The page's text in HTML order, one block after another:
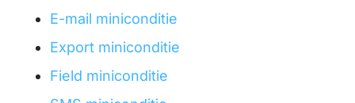
E-mail miniconditie
Export miniconditie
Field miniconditie